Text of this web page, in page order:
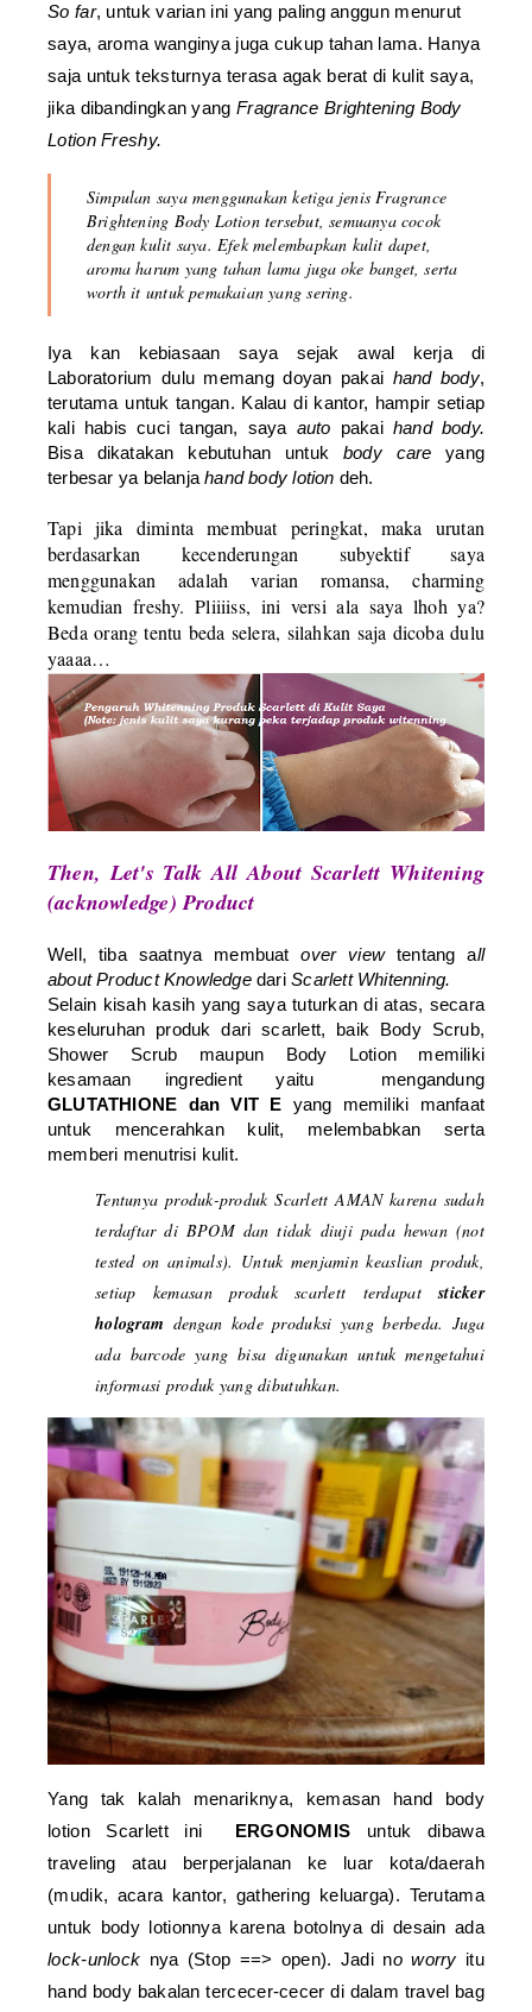
So far, untuk varian ini yang paling anggun menurut
saya, aroma wanginya juga cukup tahan lama. Hanya
saja untuk teksturnya terasa agak berat di kulit saya,
jika dibandingkan yang Fragrance Brightening Body
Lotion Freshy.
Simpulan saya menggunakan ketiga jenisFragrance
Brightening Body Lotiontersebut, semuanya cocok
dengan kulit saya. Efek melembapkan kulit dapet,
aroma harum yang tahan lama juga oke banget, serta
worth it untuk pemakaian yang sering.
Iya kan kebiasaan saya sejak awal kerja di
Laboratorium dulu memang doyan pakai hand body,
terutama untuk tangan. Kalau di kantor, hampir setiap
kali habis cuci tangan, saya auto pakai hand body.
Bisa dikatakan kebutuhan untuk body care yang
terbesar ya belanjahand body lotion deh.
Tapi jika diminta membuat peringkat, maka urutan
berdasarkan kecenderungan subyektif saya
menggunakan adalah varian romansa, charming
kemudian freshy. Pliiiiss, ini versi ala saya lhoh ya?
Beda orang tentu beda selera, silahkan saja dicoba dulu
yaaaa…
Then, Let's Talk All About Scarlett Whitening
(acknowledge) Product
Well, tiba saatnya membuat over viewtentang all
about Product KnowledgedariScarlett Whitenning.
Selain kisah kasih yang saya tuturkan di atas, secara
keseluruhan produk dari scarlett, baik Body Scrub,
Shower Scrub maupun Body Lotion memiliki
kesamaan ingredient yaitu mengandung
GLUTATHIONE dan VIT E yang memiliki manfaat
untuk mencerahkan kulit, melembabkan serta
memberi menutrisi kulit.
Tentunya produk-produk Scarlett AMAN karena sudah
terdaftar di BPOM dan tidak diuji pada hewan (not
tested on animals). Untuk menjamin keaslian produk,
setiap kemasan produk scarlett terdapatsticker
hologram dengan kode produksi yang berbeda. Juga
ada barcode yang bisa digunakan untuk mengetahui
informasi produk yang dibutuhkan.
Yang tak kalah menariknya, kemasan hand body
lotion Scarlett ini ERGONOMIS untuk dibawa
traveling atau berperjalanan ke luar kota/daerah
(mudik, acara kantor, gathering keluarga). Terutama
untuk body lotionnya karena botolnya di desain ada
lock-unlock nya (Stop ==> open). Jadi no worry itu
hand body bakalan tercecer-cecer di dalam travel bag